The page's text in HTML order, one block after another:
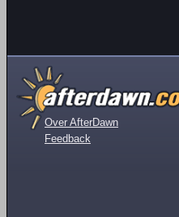
Over AfterDawn
Feedback